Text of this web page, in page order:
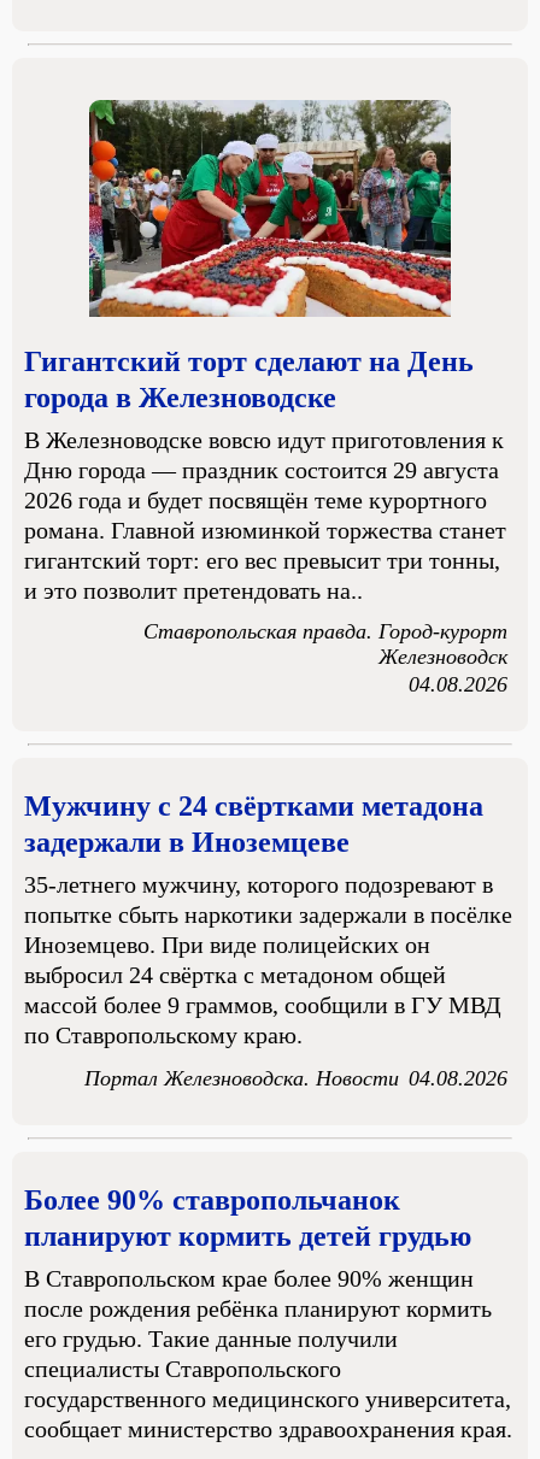
Гигантский торт сделают на День
города в Железноводске
В Железноводске вовсю идут приготовления к
Дню города — праздник состоится 29 августа
2026 года и будет посвящён теме курортного
романа. Главной изюминкой торжества станет
гигантский торт: его вес превысит три тонны,
и это позволит претендовать на..
Ставропольская правда. Город-курорт
Железноводск
04.08.2026
Мужчину с 24 свёртками метадона
задержали в Иноземцеве
35-летнего мужчину, которого подозревают в
попытке сбыть наркотики задержали в посёлке
Иноземцево. При виде полицейских он
выбросил 24 свёртка с метадоном общей
массой более 9 граммов, сообщили в ГУ МВД
по Ставропольскому краю.
Портал Железноводска. Новости 04.08.2026
Более 90% ставропольчанок
планируют кормить детей грудью
В Ставропольском крае более 90% женщин
после рождения ребёнка планируют кормить
его грудью. Такие данные получили
специалисты Ставропольского
государственного медицинского университета,
сообщает министерство здравоохранения края.